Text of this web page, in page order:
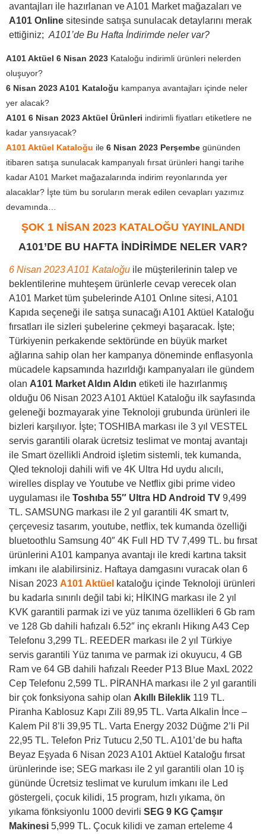
avantajları ile hazırlanan ve A101 Market mağazaları ve
A101 Online sitesinde satışa sunulacak detaylarını merak
ettiğiniz; A101’de Bu Hafta İndirimde neler var?
A101 Aktüel 6 Nisan 2023 Kataloğu indirimli ürünleri nelerden
oluşuyor?
6 Nisan 2023 A101 Kataloğu kampanya avantajları içinde neler
yer alacak?
A101 6 Nisan 2023 Aktüel Ürünleri indirimli fiyatları etiketlere ne
kadar yansıyacak?
A101 Aktüel Kataloğu ile 6 Nisan 2023 Perşembe gününden
itibaren satışa sunulacak kampanyalı fırsat ürünleri hangi tarihe
kadar A101 Market mağazalarında indirim reyonlarında yer
alacaklar? İşte tüm bu soruların merak edilen cevapları yazımız
devamında…
ŞOK 1 NİSAN 2023 KATALOĞU YAYINLANDI
A101’DE BU HAFTA İNDİRİMDE NELER VAR?
6 Nisan 2023 A101 Kataloğu ile müşterilerinin talep ve
beklentilerine muhteşem ürünlerle cevap verecek olan
A101 Market tüm şubelerinde A101 Onlıne sitesi, A101
Kapıda seçeneği ile satışa sunacağı A101 Aktüel Kataloğu
fırsatları ile sizleri şubelerine çekmeyi başaracak. İşte;
Türkiyenin perkakende sektöründe en büyük market
ağlarına sahip olan her kampanya döneminde enflasyonla
mücadele kapsamında hazırldığı kampanyaları ile gündem
olan A101 Market Aldın Aldın etiketi ile hazırlanmış
olduğu 06 Nisan 2023 A101 Aktüel Kataloğu ilk sayfasında
geleneği bozmayarak yine Teknoloji grubunda ürünleri ile
bizleri karşılıyor. İşte; TOSHIBA markası ile 3 yıl VESTEL
servis garantili olarak ücretsiz teslimat ve montaj avantajı
ile Smart özellikli Android işletim sistemli, tek kumanda,
Qled teknoloji dahili wifi ve 4K Ultra Hd uydu alıcılı,
wirelles display ve Youtube ve Netflix gibi prime video
uygulaması ile Toshıba 55″ Ultra HD Android TV 9,499
TL. SAMSUNG markası ile 2 yıl garantili 4K smart tv,
çerçevesiz tasarım, youtube, netflix, tek kumanda özelliği
bluetoothlu Samsung 40″ 4K Full HD TV 7,499 TL. bu fırsat
ürünlerini A101 kampanya avantajı ile kredi kartına taksit
imkanı ile alabilirsiniz. Haftaya damgasını vuracak olan 6
Nisan 2023 A101 Aktüel kataloğu içinde Teknoloji ürünleri
bu kadarla sınırılı değil tabi ki; HİKING markası ile 2 yıl
KVK garantili parmak izi ve yüz tanıma özellikleri 6 Gb ram
ve 128 Gb dahili hafızalı 6.52″ inç ekranlı Hikıng A43 Cep
Telefonu 3,299 TL. REEDER markası ile 2 yıl Türkiye
servis garantili Yüz tanıma ve parmak izi okuyucu, 4 GB
Ram ve 64 GB dahili hafızalı Reeder P13 Blue MaxL 2022
Cep Telefonu 2,599 TL. PİRANHA markası ile 2 yıl garantili
bir çok fonksiyona sahip olan Akıllı Bileklik 119 TL.
Piranha Kablosuz Kapı Zili 89,95 TL. Varta Alkalin İnce –
Kalem Pil 8’li 39,95 TL. Varta Energy 2032 Düğme 2’li Pil
22,95 TL. Telefon Priz Tutucu 2,50 TL. A101’de bu hafta
Beyaz Eşyada 6 Nisan 2023 A101 Aktüel Kataloğu fırsat
ürünlerinde ise; SEG markası ile 2 yıl garantili olan 10 iş
gününde Ücretsiz teslimat ve kurulum imkanı ile Led
göstergeli, çocuk kilidi, 15 program, hızlı yıkama, ön
yıkama fönksiyonlu 1000 devirli SEG 9 KG Çamşır
Makinesi 5,999 TL. Çocuk kilidi ve zaman erteleme 4